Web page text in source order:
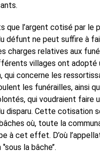
que l’argent cotisé par le
défunt ne peut suffire à
charges relatives aux
villages ont adopté
qui concerne les
les funérailles, ainsi
qui voudraient faire
disparu. Cette cotisation
où, toute la
à cet effet. D’où
la bâche’’.